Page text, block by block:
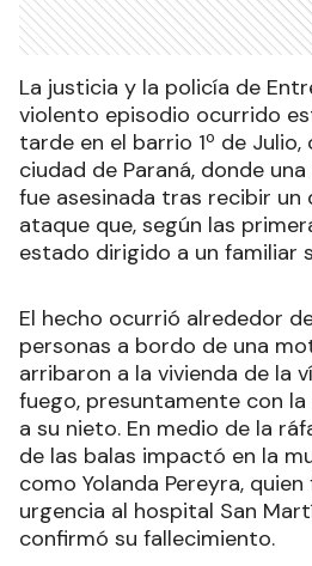
La justicia y la policía de
violento episodio ocurrido
tarde en el barrio 1º de Julio,
ciudad de Paraná, donde
fue asesinada tras recibir un
ataque que, según las
estado dirigido a un familiar
El hecho ocurrió alrededor
personas a bordo de una
arribaron a la vivienda de la
fuego, presuntamente con
a su nieto. En medio de la
de las balas impactó en la
como Yolanda Pereyra,
urgencia al hospital San
confirmó su fallecimiento.